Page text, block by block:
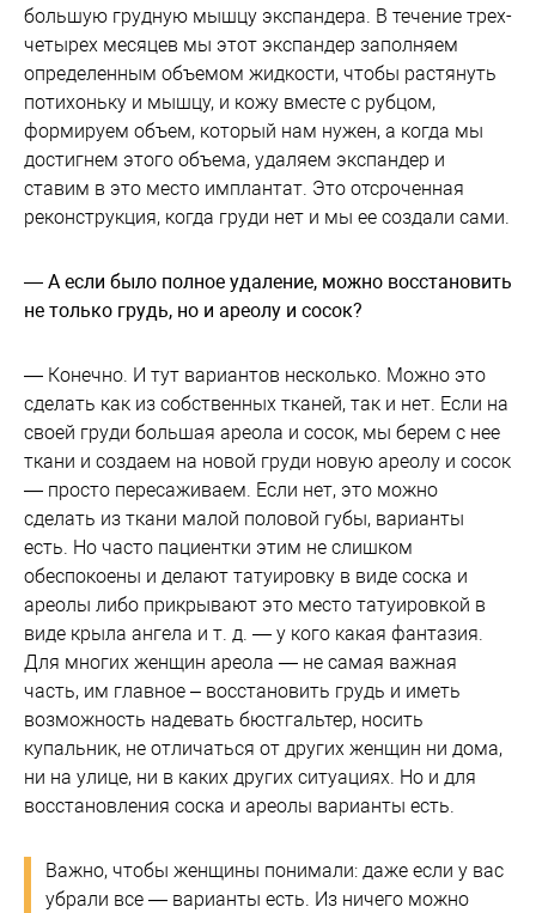
большую грудную мышцу экспандера. В течение трех-
четырех месяцев мы этот экспандер заполняем
определенным объемом жидкости, чтобы растянуть
потихоньку и мышцу, и кожу вместе с рубцом,
формируем объем, который нам нужен, а когда мы
достигнем этого объема, удаляем экспандер и
ставим в это место имплантат. Это отсроченная
реконструкция, когда груди нет и мы ее создали сами.
— А если было полное удаление, можно восстановить
не только грудь, но и ареолу и сосок?
— Конечно. И тут вариантов несколько. Можно это
сделать как из собственных тканей, так и нет. Если на
своей груди большая ареола и сосок, мы берем с нее
ткани и создаем на новой груди новую ареолу и сосок
— просто пересаживаем. Если нет, это можно
сделать из ткани малой половой губы, варианты
есть. Но часто пациентки этим не слишком
обеспокоены и делают татуировку в виде соска и
ареолы либо прикрывают это место татуировкой в
виде крыла ангела и т. д. — у кого какая фантазия.
Для многих женщин ареола — не самая важная
часть, им главное – восстановить грудь и иметь
возможность надевать бюстгальтер, носить
купальник, не отличаться от других женщин ни дома,
ни на улице, ни в каких других ситуациях. Но и для
восстановления соска и ареолы варианты есть.
Важно, чтобы женщины понимали: даже если у вас
убрали все — варианты есть. Из ничего можно